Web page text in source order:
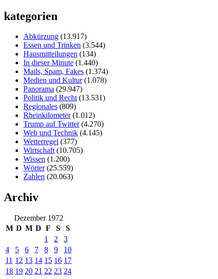
kategorien
Abkürzung (13.917)
Essen und Trinken (3.544)
Hausmitteilungen (134)
In dieser Minute (1.440)
Mails, Spam, Fakes (1.374)
Medien und Kultur(1.078)
Panorama (29.947)
Politik und Recht(13.531)
Regionales (809)
Rheinkilometer(1.012)
Trump auf Twitter(4.270)
Web und Technik (4.145)
Wetterregel (377)
Wirtschaft(10.705)
Wissen (1.200)
Wörter(25.559)
Zahlen (20.063)
Archiv
Dezember 1972
M D M D F S
S
1
2
3
4
5 6 7 8 9
10
11 12 13 14 15 16 17
18 19 20 21 22 23 24